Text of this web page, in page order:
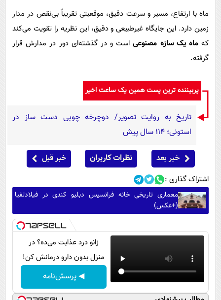
ماه با ارتفاع، مسیر و سرعت دقیق، موقعیتی تقریباً بی‌نقص در مدار
زمین دارد. این جایگاه غیرطبیعی و دقیق، این نظریه را تقویت می‌کند
کهماه یک سازه مصنوعیاست و در گذشته‌ای دور در مدارش قرار
گرفته.
پربیننده ترین پست همین یک ساعت اخیر
تاریخ به روایت تصویر/ دوچرخه چوبی دست ساز در
استونی؛ 114 سال پیش
خبر بعد نظرات کاربران خبر قبل
اشتراک گذاری :
معماری تاریخی خانه فرانسیس دبلیو کندی در فیلادلفیا
(+عکس)
زانو درد عذابت می‌ده؟ در
منزل بدون دارو درمانش کن!
◀ پرسش‌نامه